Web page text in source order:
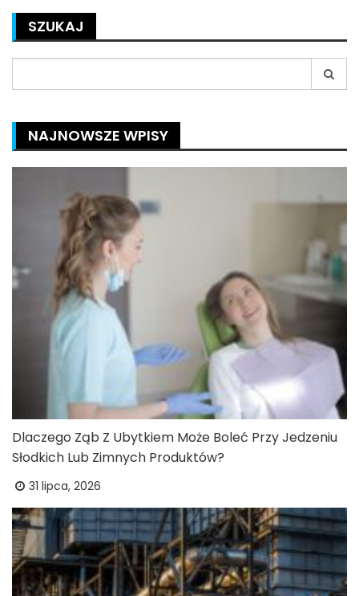
SZUKAJ
for:
NAJNOWSZE WPISY
Dlaczego Ząb Z Ubytkiem Może Boleć Przy Jedzeniu
Słodkich Lub Zimnych Produktów?
31 lipca, 2026